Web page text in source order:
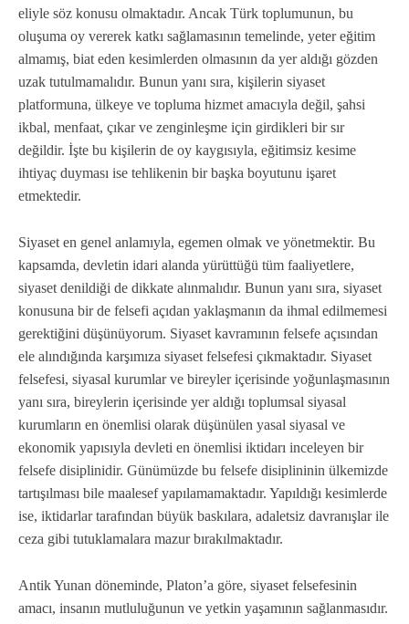
eliyle söz konusu olmaktadır. Ancak Türk toplumunun, bu
oluşuma oy vererek katkı sağlamasının temelinde, yeter eğitim
almamış, biat eden kesimlerden olmasının da yer aldığı gözden
uzak tutulmamalıdır. Bunun yanı sıra, kişilerin siyaset
platformuna, ülkeye ve topluma hizmet amacıyla değil, şahsi
ikbal, menfaat, çıkar ve zenginleşme için girdikleri bir sır
değildir. İşte bu kişilerin de oy kaygısıyla, eğitimsiz kesime
ihtiyaç duyması ise tehlikenin bir başka boyutunu işaret
etmektedir.
Siyaset en genel anlamıyla, egemen olmak ve yönetmektir. Bu
kapsamda, devletin idari alanda yürüttüğü tüm faaliyetlere,
siyaset denildiği de dikkate alınmalıdır. Bunun yanı sıra, siyaset
konusuna bir de felsefi açıdan yaklaşmanın da ihmal edilmemesi
gerektiğini düşünüyorum. Siyaset kavramının felsefe açısından
ele alındığında karşımıza siyaset felsefesi çıkmaktadır. Siyaset
felsefesi, siyasal kurumlar ve bireyler içerisinde yoğunlaşmasının
yanı sıra, bireylerin içerisinde yer aldığı toplumsal siyasal
kurumların en önemlisi olarak düşünülen yasal siyasal ve
ekonomik yapısıyla devleti en önemlisi iktidarı inceleyen bir
felsefe disiplinidir. Günümüzde bu felsefe disiplininin ülkemizde
tartışılması bile maalesef yapılamamaktadır. Yapıldığı kesimlerde
ise, iktidarlar tarafından büyük baskılara, adaletsiz davranışlar ile
ceza gibi tutuklamalara mazur bırakılmaktadır.
Antik Yunan döneminde, Platon’a göre, siyaset felsefesinin
amacı, insanın mutluluğunun ve yetkin yaşamının sağlanmasıdır.